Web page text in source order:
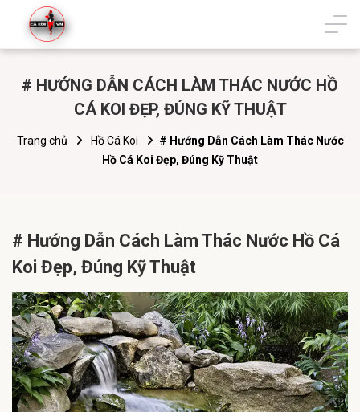
# HƯỚNG DẪN CÁCH LÀM THÁC NƯỚC HỒ
CÁ KOI ĐẸP, ĐÚNG KỸ THUẬT
Trang chủ Hồ Cá Koi
# Hướng Dẫn Cách Làm Thác Nước
Hồ Cá Koi Đẹp, Đúng Kỹ Thuật
# Hướng Dẫn Cách Làm Thác Nước Hồ Cá
Koi Đẹp, Đúng Kỹ Thuật